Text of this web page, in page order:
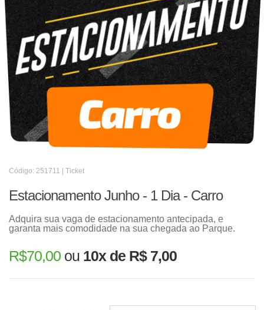
Código: 251711 | Ticket
Estacionamento Junho - 1 Dia - Carro
Adquira sua vaga de estacionamento antecipada, e
garanta mais comodidade na sua chegada ao Parque.
R$70,00 ou 10x de R$ 7,00